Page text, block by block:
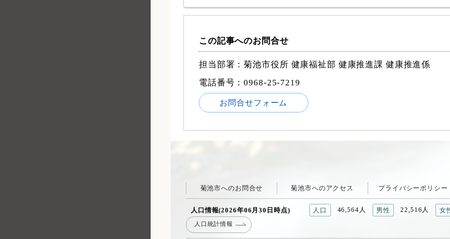
この記事へのお問合せ
担当部署：菊池市役所 健康福祉部 健康推進課 健康推進係
電話番号：0968-25-7219
お問合せフォーム
菊池市へのお問合せ 菊池市へのアクセス プライバシーポリシー
人口情報(2026年06月30日時点) 人口 46,564人 男性 22,516人 女
人口統計情報